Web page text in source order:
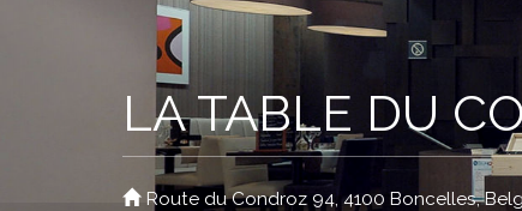
LA TABLE DU
Route du Condroz 94, 4100 Boncelles,